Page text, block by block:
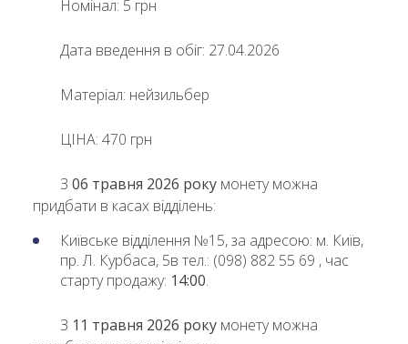
Номінал: 5 грн
Дата введення в обіг: 27.04.2026
Матеріал: нейзильбер
ЦІНА: 470 грн
З 06 травня 2026 року монету можна
придбати в касах відділень:
Київське відділення №15, за адресою: м. Київ,
пр. Л. Курбаса, 5в тел.: (098) 882 55 69 , час
старту продажу: 14:00.
З 11 травня 2026 року монету можна